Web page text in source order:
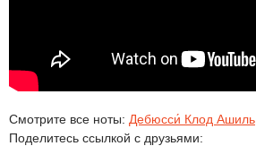
Смотрите все ноты: Дебюсси́ Клод Ашиль
Поделитесь ссылкой с друзьями: